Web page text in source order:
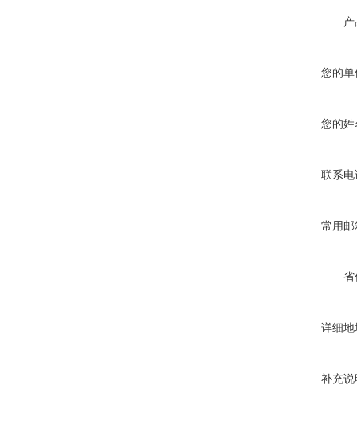
您的
您的
联系
常用
省
详细
补充